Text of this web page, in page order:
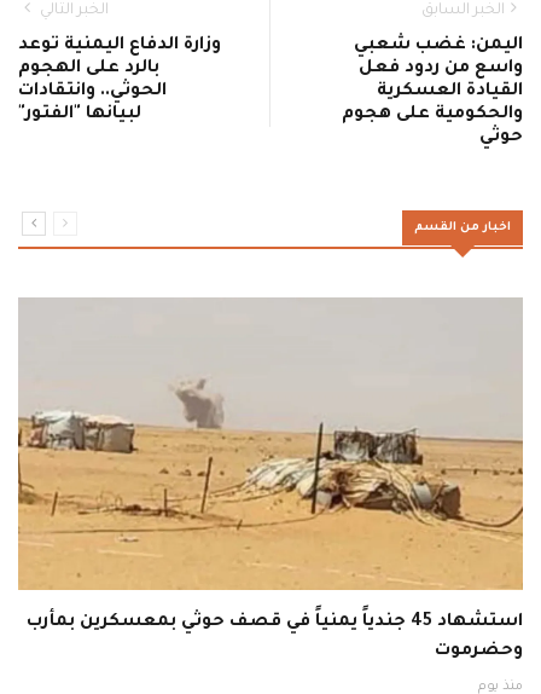
الخبر السابق
اليمن: غضب شعبي
واسع من ردود فعل
القيادة العسكرية
والحكومية على هجوم
حوثي
الخبر التالي
وزارة الدفاع اليمنية توعد
بالرد على الهجوم
الحوثي.. وانتقادات
لبيانها "الفتور"
اخبار من القسم
استشهاد 45 جندياً يمنياً في قصف حوثي بمعسكرين بمأرب
وحضرموت
منذ يوم